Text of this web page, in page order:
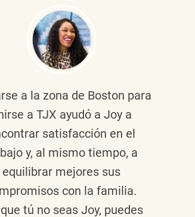
a la zona de Boston para
a TJX ayudó a Joy a
satisfacción en el
y, al mismo tiempo, a
equilibrar mejores sus
con la familia.
tú no seas Joy, puedes